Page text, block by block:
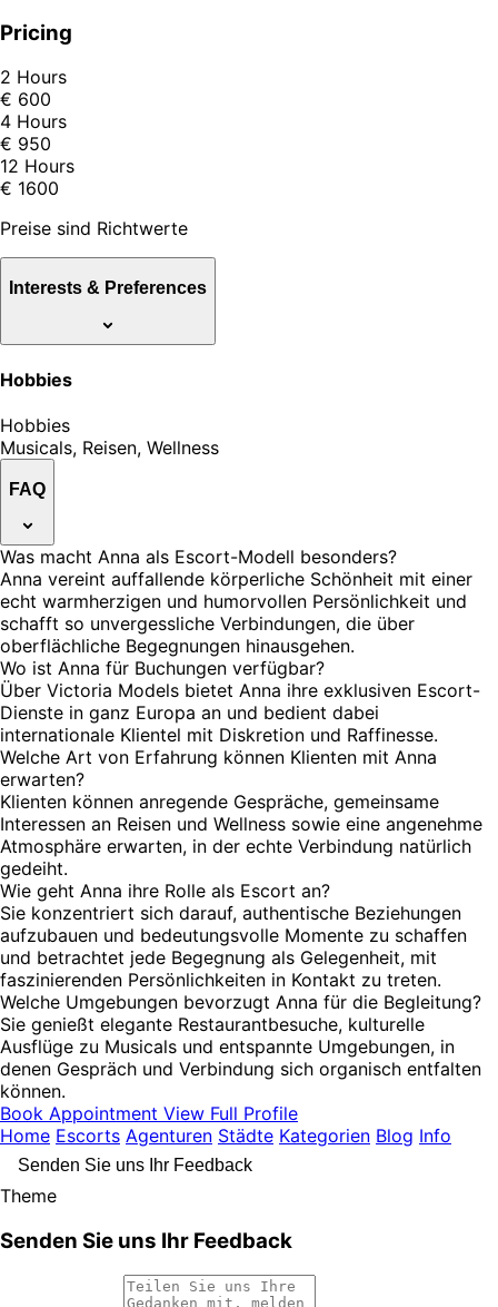
Pricing
2 Hours
€ 600
4 Hours
€ 950
12 Hours
€ 1600
Preise sind Richtwerte
Interests & Preferences
Hobbies
Hobbies
Musicals, Reisen, Wellness
FAQ
Was macht Anna als Escort-Modell besonders?
Anna vereint auffallende körperliche Schönheit mit einer
echt warmherzigen und humorvollen Persönlichkeit und
schafft so unvergessliche Verbindungen, die über
oberflächliche Begegnungen hinausgehen.
Wo ist Anna für Buchungen verfügbar?
Über Victoria Models bietet Anna ihre exklusiven Escort-
Dienste in ganz Europa an und bedient dabei
internationale Klientel mit Diskretion und Raffinesse.
Welche Art von Erfahrung können Klienten mit Anna
erwarten?
Klienten können anregende Gespräche, gemeinsame
Interessen an Reisen und Wellness sowie eine angenehme
Atmosphäre erwarten, in der echte Verbindung natürlich
gedeiht.
Wie geht Anna ihre Rolle als Escort an?
Sie konzentriert sich darauf, authentische Beziehungen
aufzubauen und bedeutungsvolle Momente zu schaffen
und betrachtet jede Begegnung als Gelegenheit, mit
faszinierenden Persönlichkeiten in Kontakt zu treten.
Welche Umgebungen bevorzugt Anna für die Begleitung?
Sie genießt elegante Restaurantbesuche, kulturelle
Ausflüge zu Musicals und entspannte Umgebungen, in
denen Gespräch und Verbindung sich organisch entfalten
können.
Book Appointment View Full Profile
Home Escorts Agenturen Städte Kategorien Blog Info
Senden Sie uns Ihr Feedback
Theme
Senden Sie uns Ihr Feedback